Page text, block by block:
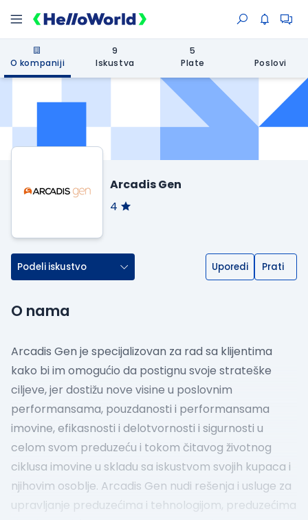
O kompaniji
9
Iskustva
5
Plate
Poslovi
Arcadis Gen
4
Podeli iskustvo Uporedi Prati
O nama
Arcadis Gen je specijalizovan za rad sa klijentima
kako bi im omogućio da postignu svoje strateške
ciljeve, jer dostižu nove visine u poslovnim
performansama, pouzdanosti i performansama
imovine, efikasnosti i delotvornosti i sigurnosti u
celom svom preduzeću i tokom čitavog životnog
ciklusa imovine u skladu sa iskustvom svojih kupaca i
njihovim osoblje. Arcadis Gen nudi rešenja i usluge za
upravljanje preduzećima i tehnologijom, preduzećima